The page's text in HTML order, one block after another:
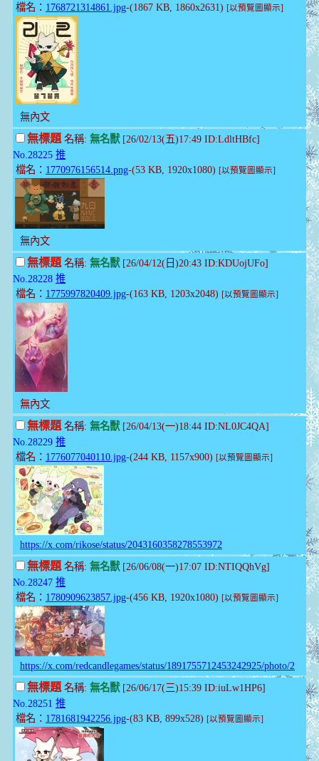
檔名： 1768721314861.jpg-(1867 KB, 1860x2631) [以預覽圖顯示]
無內文
無標題名稱: 無名獸[26/02/13(五)17:49 ID:LdltHBfc]
No.28225 推
檔名： 1770976156514.png-(53 KB, 1920x1080) [以預覽圖顯示]
無內文
無標題名稱: 無名獸[26/04/12(日)20:43 ID:KDUojUFo]
No.28228 推
檔名： 1775997820409.jpg-(163 KB, 1203x2048) [以預覽圖顯示]
無內文
無標題名稱: 無名獸[26/04/13(一)18:44 ID:NL0JC4QA]
No.28229 推
檔名： 1776077040110.jpg-(244 KB, 1157x900) [以預覽圖顯示]
https://x.com/rikose/status/2043160358278553972
無標題名稱: 無名獸[26/06/08(一)17:07 ID:NTIQQhVg]
No.28247 推
檔名： 1780909623857.jpg-(456 KB, 1920x1080) [以預覽圖顯示]
https://x.com/redcandlegames/status/1891755712453242925/photo/2
無標題名稱: 無名獸[26/06/17(三)15:39 ID:iuLw1HP6]
No.28251 推
檔名： 1781681942256.jpg-(83 KB, 899x528) [以預覽圖顯示]